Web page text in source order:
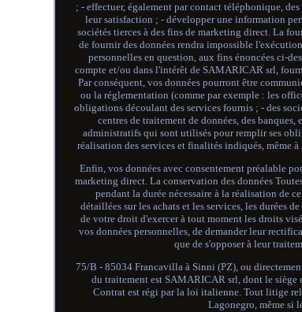
; - effectuer, également par contact téléphonique,
leur satisfaction ; - développer une information
sociétés tierces à des fins de marketing direct. La
de fournir des données rendra impossible
personnelles en question, aux fins énoncées ci-
compte et/ou dans l'intérêt de SAMARICAR srl,
Par conséquent, vos données pourront être
ou la réglementation (comme par exemple : les
obligations découlant des services fournis ; - des
centres de traitement de données, des
administratifs qui sont utilisés pour remplir ses
réalisation des services et finalités indiqués, même
Enfin, vos données avec consentement préalable
marketing direct. La conservation des données
pendant la durée nécessaire à la réalisation de
détaillées sur les achats et les services, les durées
de votre droit d'exercer à tout moment les droits
vos données personnelles, de demander leur
que de s'opposer à leur
75/B - 85034 Francavilla à Sinni (PZ), ou
du traitement est SAMARICAR srl, dont le siège
Contrat est régi par la loi italienne. Tout litige
Lagonegro, même si